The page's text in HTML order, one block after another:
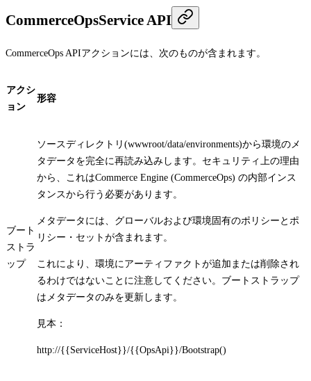
CommerceOpsService API
CommerceOps APIアクションには、次のものが含まれます。
アクシ
ョン
形容
ブート
ストラ
ップ
ソースディレクトリ(wwwroot/data/environments)から環境のメ
タデータを完全に再読み込みします。セキュリティ上の理由
から、これはCommerce Engine (CommerceOps) の内部インス
タンスから行う必要があります。
メタデータには、グローバルおよび環境固有のポリシーとポ
リシー・セットが含まれます。
これにより、環境にアーティファクトが追加または削除され
るわけではないことに注意してください。ブートストラップ
はメタデータのみを更新します。
見本：
http://{{ServiceHost}}/{{OpsApi}}/Bootstrap()